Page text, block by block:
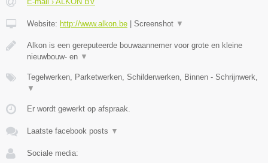
Website: http://www.alkon.be Screenshot ▼
Alkon is een gereputeerde bouwaannemer voor grote en kleine
nieuwbouw- en ▼
Tegelwerken, Parketwerken, Schilderwerken, Binnen - Schrijnwerk,
▼
Er wordt gewerkt op afspraak.
Laatste facebook posts ▼
Sociale media: